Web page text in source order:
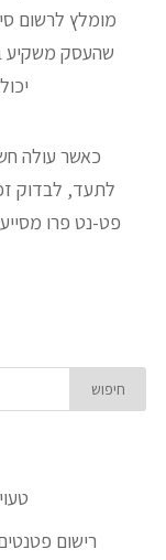
מומלץ לרשום
שהעסק משקיע
כאשר עולה
לתעד, לבדוק
פט-נט פרו
רישום